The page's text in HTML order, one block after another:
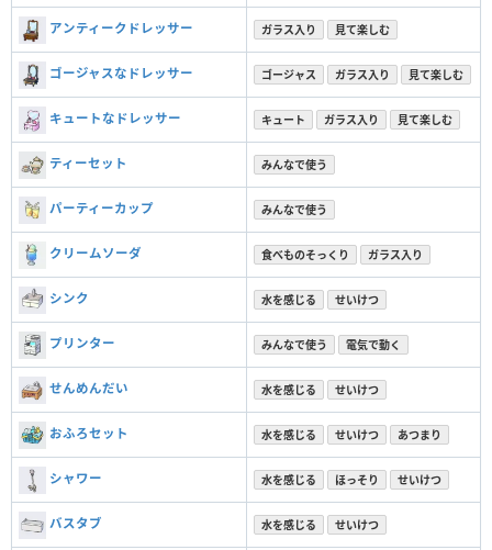
アンティークドレッサー ガラス入り 見て楽しむ
ゴージャスなドレッサー ゴージャス ガラス入り 見て楽しむ
キュートなドレッサー キュート ガラス入り 見て楽しむ
ティーセット みんなで使う
パーティーカップ みんなで使う
クリームソーダ 食べものそっくり ガラス入り
シンク 水を感じる せいけつ
プリンター みんなで使う 電気で動く
せんめんだい 水を感じる せいけつ
おふろセット 水を感じる せいけつ あつまり
シャワー 水を感じる ほっそり せいけつ
バスタブ 水を感じる せいけつ